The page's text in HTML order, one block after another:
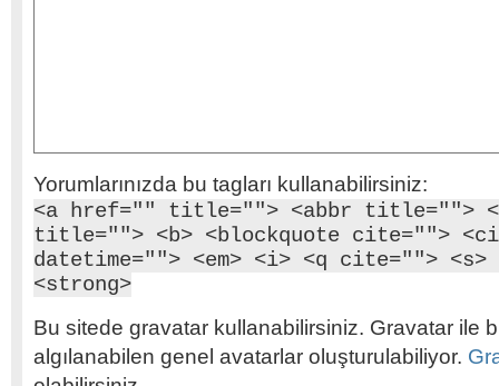
Yorumlarınızda bu tagları kullanabilirsiniz:
<a href="" title=""> <abbr title="">
title=""> <b> <blockquote cite="">
datetime=""> <em> <i> <q cite="">
<strong>
Bu sitede gravatar kullanabilirsiniz. Gravatar ile
algılanabilen genel avatarlar oluşturulabiliyor.